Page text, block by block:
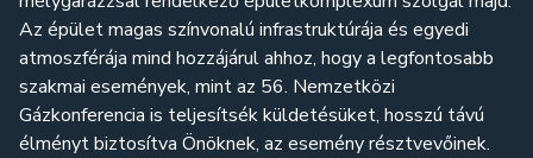
Az épület magas színvonalú infrastruktúrája és egyedi
atmoszférája mind hozzájárul ahhoz, hogy a legfontosabb
szakmai események, mint az 56. Nemzetközi
Gázkonferencia is teljesítsék küldetésüket, hosszú távú
élményt biztosítva Önöknek, az esemény résztvevőinek.